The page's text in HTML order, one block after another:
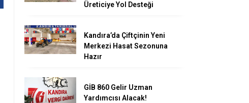
Üreticiye Yol Desteği
Kandıra’da Çiftçinin Yeni
Merkezi Hasat Sezonuna
Hazır
GİB 860 Gelir Uzman
Yardımcısı Alacak!